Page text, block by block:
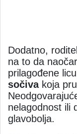
Dodatno,
na to da
prilagođene
sočivakoja
nelagodnost ili
glavobolja.